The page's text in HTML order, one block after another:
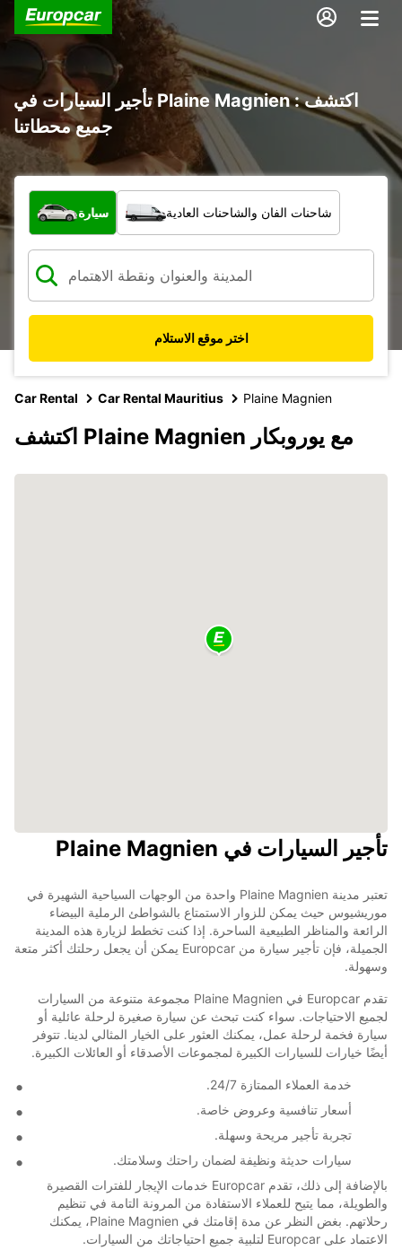
تأجير السيارات في Plaine Magnien : اكتشف
جميع محطاتنا
ما نوع المركبة؟
سيارة شاحنات الفان والشاحنات العادية
اختر موقع الاستلام
Car Rental Car Rental Mauritius Plaine Magnien
اكتشف Plaine Magnien مع يوروبكار
تأجير السيارات في Plaine Magnien
تعتبر مدينة Plaine Magnien واحدة من الوجهات السياحية الشهيرة في
موريشيوس حيث يمكن للزوار الاستمتاع بالشواطئ الرملية البيضاء
الرائعة والمناظر الطبيعية الساحرة. إذا كنت تخطط لزيارة هذه المدينة
الجميلة، فإن تأجير سيارة من Europcar يمكن أن يجعل رحلتك أكثر متعة
وسهولة.
تقدم Europcar في Plaine Magnien مجموعة متنوعة من السيارات
لجميع الاحتياجات. سواء كنت تبحث عن سيارة صغيرة لرحلة عائلية أو
سيارة فخمة لرحلة عمل، يمكنك العثور على الخيار المثالي لدينا. تتوفر
أيضًا خيارات للسيارات الكبيرة لمجموعات الأصدقاء أو العائلات الكبيرة.
خدمة العملاء الممتازة 24/7.
أسعار تنافسية وعروض خاصة.
تجربة تأجير مريحة وسهلة.
سيارات حديثة ونظيفة لضمان راحتك وسلامتك.
بالإضافة إلى ذلك، تقدم Europcar خدمات الإيجار للفترات القصيرة
والطويلة، مما يتيح للعملاء الاستفادة من المرونة التامة في تنظيم
رحلاتهم. بغض النظر عن مدة إقامتك في Plaine Magnien، يمكنك
الاعتماد على Europcar لتلبية جميع احتياجاتك من السيارات.